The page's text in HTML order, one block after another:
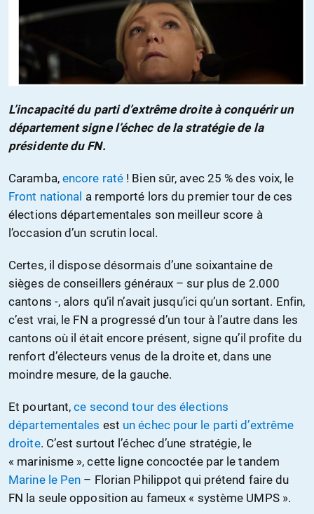
L’incapacité du parti d’extrême droite à conquérir un
département signe l’échec de la stratégie de la
présidente du FN.
Caramba, encore raté ! Bien sûr, avec 25 % des voix, le
Front national a remporté lors du premier tour de ces
élections départementales son meilleur score à
l’occasion d’un scrutin local.
Certes, il dispose désormais d’une soixantaine de
sièges de conseillers généraux – sur plus de 2.000
cantons -, alors qu’il n’avait jusqu’ici qu’un sortant. Enfin,
c’est vrai, le FN a progressé d’un tour à l’autre dans les
cantons où il était encore présent, signe qu’il profite du
renfort d’électeurs venus de la droite et, dans une
moindre mesure, de la gauche.
Et pourtant,ce second tour des élections
départementales est un échec pour le parti d’extrême
droite. C’est surtout l’échec d’une stratégie, le
« marinisme », cette ligne concoctée par le tandem
Marine le Pen – Florian Philippot qui prétend faire du
FN la seule opposition au fameux « système UMPS ».